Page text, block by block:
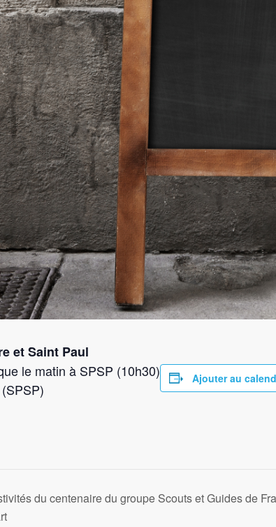
et Saint Paul
le matin à SPSP (10h30)
Ajouter au
du centenaire du groupe Scouts et Guides de